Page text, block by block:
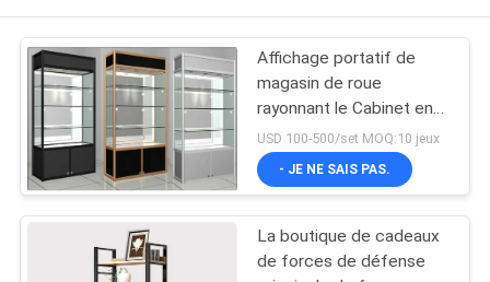
PRODUITS
VIDÉOS
AU
SUJET
d'affichage de
magasin
rayonnage
39
Affichage portatif de
magasin de roue
rayonnant le Cabinet en
verre verrouillable pour le
centre commercial
USD 100-500/set MOQ:10 jeux
- JE NE SAIS PAS.
La boutique de cadeaux
de forces de défense